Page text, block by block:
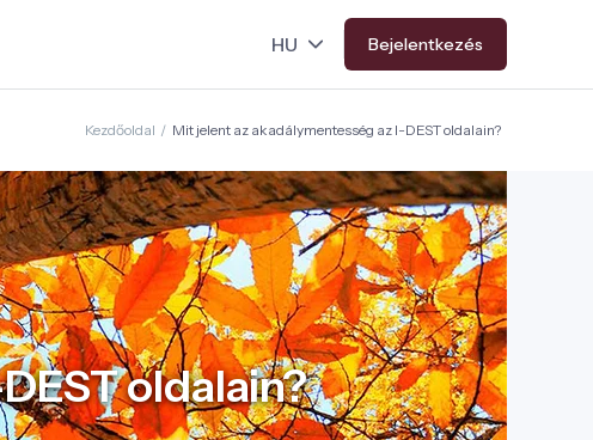
Bejelentkezés
Kezdőoldal / Mit jelent az akadálymentesség az I-DEST oldalain?
oldalain?